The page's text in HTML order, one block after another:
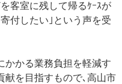
客室に残して帰るｹｰｽが
付したい｣という声を受
かかる業務負担を軽減す
献を目指すもので､高山市